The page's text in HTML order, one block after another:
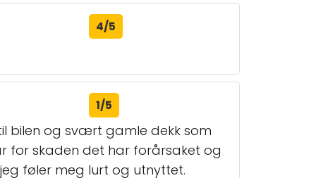
4/5
1/5
bilen og svært gamle dekk som
for skaden det har forårsaket og
føler meg lurt og utnyttet.